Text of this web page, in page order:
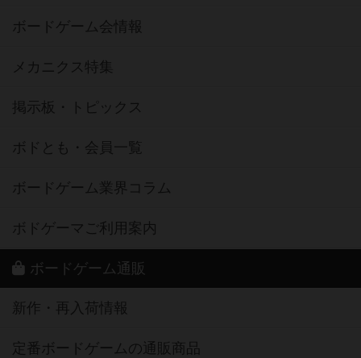
ボードゲーム会情報
メカニクス特集
掲示板・トピックス
ボドとも・会員一覧
ボードゲーム業界コラム
ボドゲーマご利用案内
ボードゲーム通販
新作・再入荷情報
定番ボードゲームの通販商品